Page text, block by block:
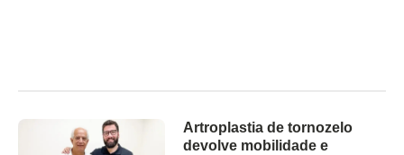
Artroplastia de tornozelo
devolve mobilidade e